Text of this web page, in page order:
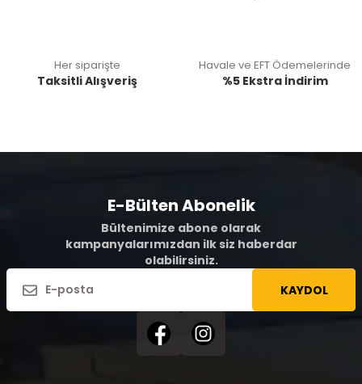
Her siparişte
Taksitli Alışveriş
Havale ve EFT Ödemelerinde
%5 Ekstra İndirim
E-Bülten Abonelik
Bültenimize abone olarak
kampanyalarımızdan ilk siz haberdar
olabilirsiniz.
KAYDOL